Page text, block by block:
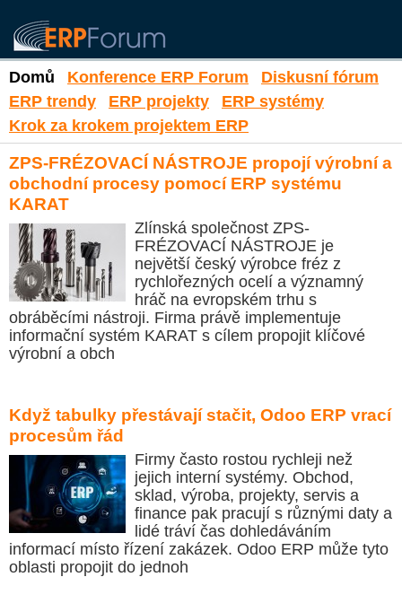
Domů Konference ERP Forum
Diskusní fórum
ERP trendy
ERP projekty
ERP systémy
Krok za krokem projektem ERP
ZPS-FRÉZOVACÍ NÁSTROJE propojí výrobní a
obchodní procesy pomocí ERP systému
KARAT
Zlínská společnost ZPS-
FRÉZOVACÍ NÁSTROJE je
největší český výrobce fréz z
rychlořezných ocelí a významný
hráč na evropském trhu s
obráběcími nástroji. Firma právě implementuje
informační systém KARAT s cílem propojit klíčové
výrobní a obch
Když tabulky přestávají stačit, Odoo ERP vrací
procesům řád
Firmy často rostou rychleji než
jejich interní systémy. Obchod,
sklad, výroba, projekty, servis a
finance pak pracují s různými daty a
lidé tráví čas dohledáváním
informací místo řízení zakázek. Odoo ERP může tyto
oblasti propojit do jednoh